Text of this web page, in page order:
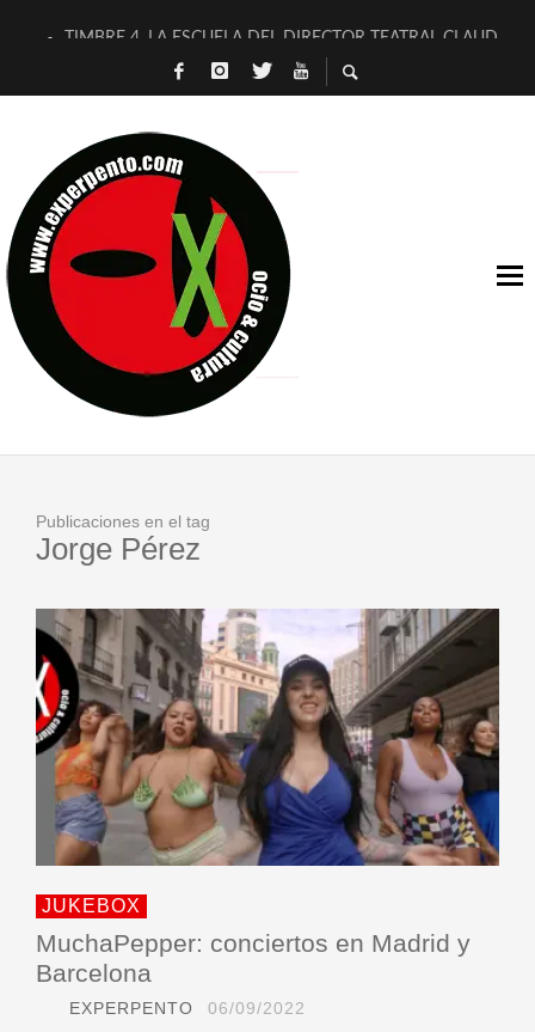
TIMBRE 4, LA ESCUELA DEL DIRECTOR TEATRAL CLAUDIO
30 AÑOS (NO ES NADA) DE LA KATARSIS DEL TOMATAZO
D’BALDOMEROS REINVENTAN [BITÁCORA 3.0] EN EXVITA
MARSHALL FLASH PRESENTA EN EXVITA [RELATIVA
JOFRE BARDAGÍ EN EXVITA INTERPRETANDO A SERRAT
YORCH PRESENTA [CURSO DE ARMONÍA PERSECUTORIA]
MAGALÍ SARE NOS EXPLICA [DESCASADA]
«NO TENGO PUTOS SUEÑOS»
Publicaciones en el tag
Jorge Pérez
JUKEBOX
MuchaPepper: conciertos en Madrid y
Barcelona
EXPERPENTO 06/09/2022